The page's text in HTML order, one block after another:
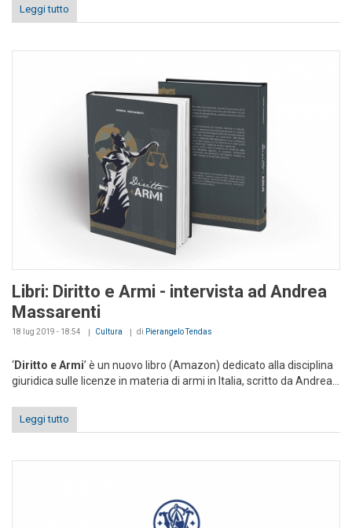
Leggi tutto
Libri: Diritto e Armi - intervista ad Andrea
Massarenti
18 lug 2019 - 18:54 Cultura di Pierangelo Tendas
‘Diritto e Armi’ è un nuovo libro (Amazon) dedicato alla disciplina
giuridica sulle licenze in materia di armi in Italia, scritto da Andrea...
Leggi tutto